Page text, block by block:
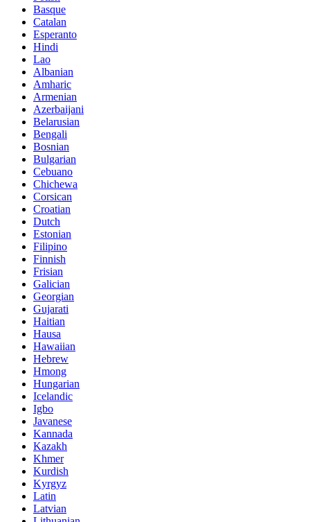
Basque
Catalan
Esperanto
Hindi
Lao
Albanian
Amharic
Armenian
Azerbaijani
Belarusian
Bengali
Bosnian
Bulgarian
Cebuano
Chichewa
Corsican
Croatian
Dutch
Estonian
Filipino
Finnish
Frisian
Galician
Georgian
Gujarati
Haitian
Hausa
Hawaiian
Hebrew
Hmong
Hungarian
Icelandic
Igbo
Javanese
Kannada
Kazakh
Khmer
Kurdish
Kyrgyz
Latin
Latvian